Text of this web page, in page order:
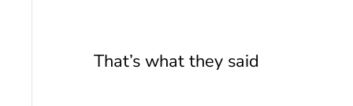
That’s what they said